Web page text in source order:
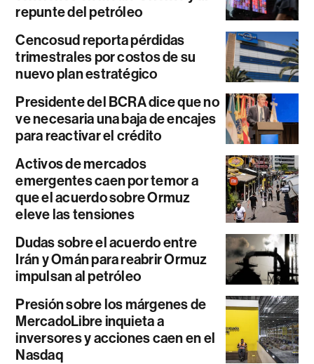
repunte del petróleo
Cencosud reporta pérdidas
trimestrales por costos de su
nuevo plan estratégico
Presidente del BCRA dice que no
ve necesaria una baja de encajes
para reactivar el crédito
Activos de mercados
emergentes caen por temor a
que el acuerdo sobre Ormuz
eleve las tensiones
Dudas sobre el acuerdo entre
Irán y Omán para reabrir Ormuz
impulsan al petróleo
Presión sobre los márgenes de
MercadoLibre inquieta a
inversores y acciones caen en el
Nasdaq